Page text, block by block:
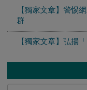
【獨家文章】警惕
群
【獨家文章】弘揚